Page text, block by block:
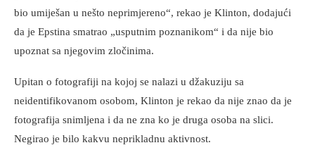
bio umiješan u nešto neprimjereno“, rekao je Klinton, dodajući
da je Epstina smatrao „usputnim poznanikom“ i da nije bio
upoznat sa njegovim zločinima.
Upitan o fotografiji na kojoj se nalazi u džakuziju sa
neidentifikovanom osobom, Klinton je rekao da nije znao da je
fotografija snimljena i da ne zna ko je druga osoba na slici.
Negirao je bilo kakvu neprikladnu aktivnost.